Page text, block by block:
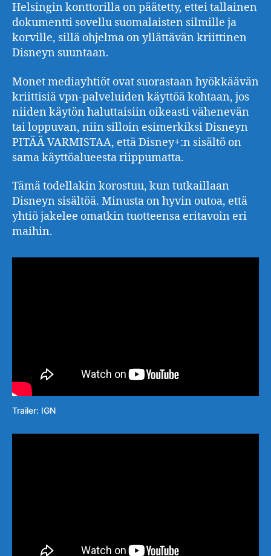
Helsingin konttorilla on päätetty, ettei tallainen
dokumentti sovellu suomalaisten silmille ja
korville, sillä ohjelma on yllättävän kriittinen
Disneyn suuntaan.
Monet mediayhtiöt ovat suorastaan hyökkäävän
kriittisiä vpn-palveluiden käyttöä kohtaan, jos
niiden käytön haluttaisiin oikeasti vähenevän
tai loppuvan, niin silloin esimerkiksi Disneyn
PITÄÄ VARMISTAA, että Disney+:n sisältö on
sama käyttöalueesta riippumatta.
Tämä todellakin korostuu, kun tutkaillaan
Disneyn sisältöä. Minusta on hyvin outoa, että
yhtiö jakelee omatkin tuotteensa eritavoin eri
maihin.
Trailer: IGN